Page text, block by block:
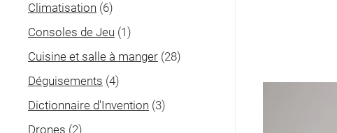
Climatisation (6)
Consoles de Jeu (1)
Cuisine et salle à manger (28)
Déguisements (4)
Dictionnaire d'Invention (3)
Drones (2)